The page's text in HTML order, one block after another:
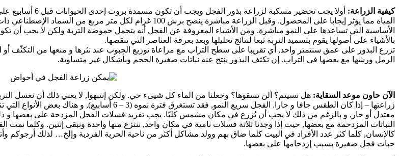
كيفية الزراعة:
أولا يجب تحضير
بالأشياء على أصولها يقوم بتسميد التربة تبعا لنتائج تحليلها وبعد بعرفة العناصر التي تنقصها.
تزرع البذور على عمق سنتمتر واحد, أي تقريبا على سطح التراب مع مراعاة توزيع الحبوب عند نثرها و منعها من
الرمل ورشها مع بعضها في التراب. إن تكثف البذور ينتج عنه نباتات صغيرة الحجم وبأشكال غير متساوية.
الآن حاون موعد السقاية:
زراعتها – إذا كان الطقس جافا و حارا. الفجل سريع النمو,
معتدل أو حار, و بالرغم من ذلك لا يجب أن يُزرع في مكان مشمس كليّا. يجب تفريد فسلات الفجل المزدحة على بعضها و
النباتات المزدحمة مع بعضها, حيث إذا وجدنا ثلاثة فسلات نامية في مكان واحد, ننتزع منها واحدة ونبقي إثنين. وكلما
كالإنسان, كلما كثر عدد الأفراد في البيت كلما ضاق بهم وولد مشاكل أكثر من ناحية الحرية الفردية وإلخ… لذلك أرجوكم
حبات فجل صغيرة بسبب إزدحامها على بعضها.